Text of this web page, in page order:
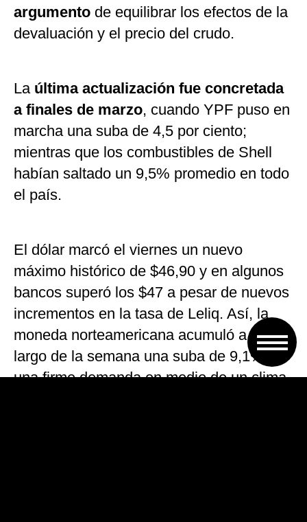
argumento de equilibrar los efectos de la
devaluación y el precio del crudo.
La última actualización fue concretada
a finales de marzo, cuando YPF puso en
marcha una suba de 4,5 por ciento;
mientras que los combustibles de Shell
habían saltado un 9,5% promedio en todo
el país.
El dólar marcó el viernes un nuevo
máximo histórico de $46,90 y en algunos
bancos superó los $47 a pesar de nuevos
incrementos en la tasa de Leliq. Así, la
moneda norteamericana acumuló a lo
largo de la semana una suba de 9,1% por
una firme demanda en medio de un clima